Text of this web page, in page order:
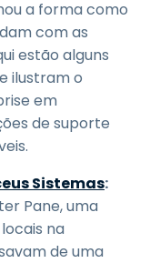
a forma como
com as
estão alguns
ilustram o
em
de suporte
Sistemas:
Pane, uma
na
de uma